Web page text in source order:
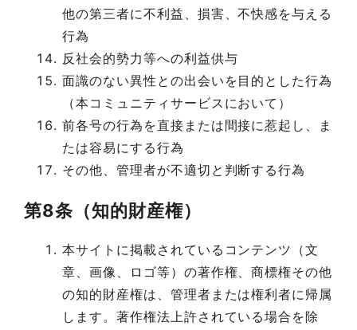
他の第三者に不利益、損害、不快感を与える
行為
反社会的勢力等への利益供与
面識のない異性との出会いを目的とした行為
（本コミュニティサービスにおいて）
前各号の行為を直接または間接に惹起し、ま
たは容易にする行為
その他、管理者が不適切と判断する行為
第8条（知的財産権）
本サイトに掲載されているコンテンツ（文
章、画像、ロゴ等）の著作権、商標権その他
の知的財産権は、管理者または権利者に帰属
します。著作権法上許されている場合を除